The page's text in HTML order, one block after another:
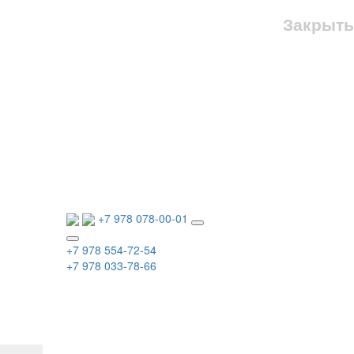
Закрыть
+7 978 078-00-01
+7 978 554-72-54
+7 978 033-78-66